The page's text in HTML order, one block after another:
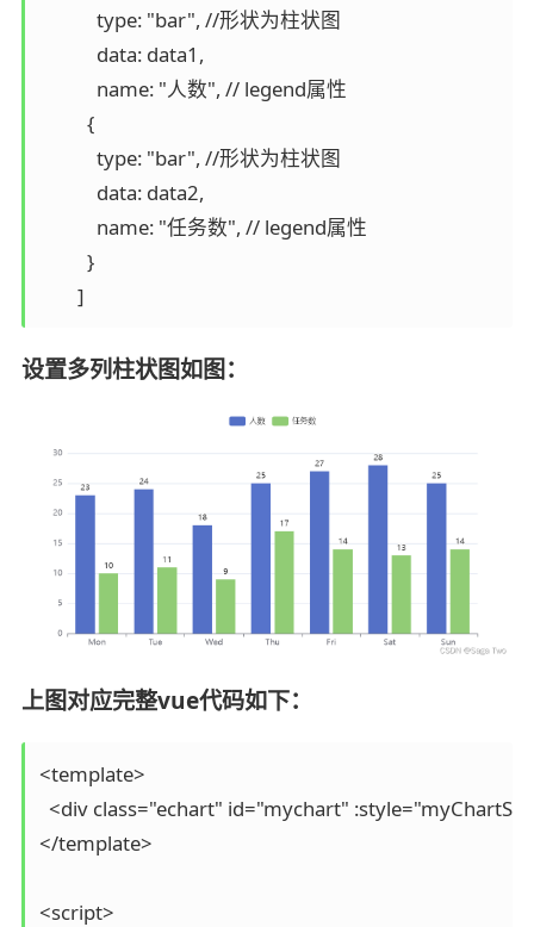
            type: "bar", //形状为柱状图
            data: data1,
            name: "人数", // legend属性
          {
            type: "bar", //形状为柱状图
            data: data2,
            name: "任务数", // legend属性
          }
设置多列柱状图如图：
上图对应完整vue代码如下：
<template>
<div class="echart" id="mychart"
</template>
<script>